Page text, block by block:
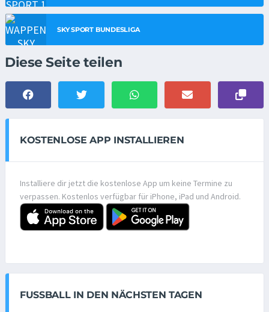
SKY SPORT BUNDESLIGA
Diese Seite teilen
KOSTENLOSE APP INSTALLIEREN
Installiere dir jetzt die kostenlose App um keine Termine zu
verpassen. Kostenlos verfügbar für iPhone, iPad und Android.
FUSSBALL IN DEN NÄCHSTEN TAGEN